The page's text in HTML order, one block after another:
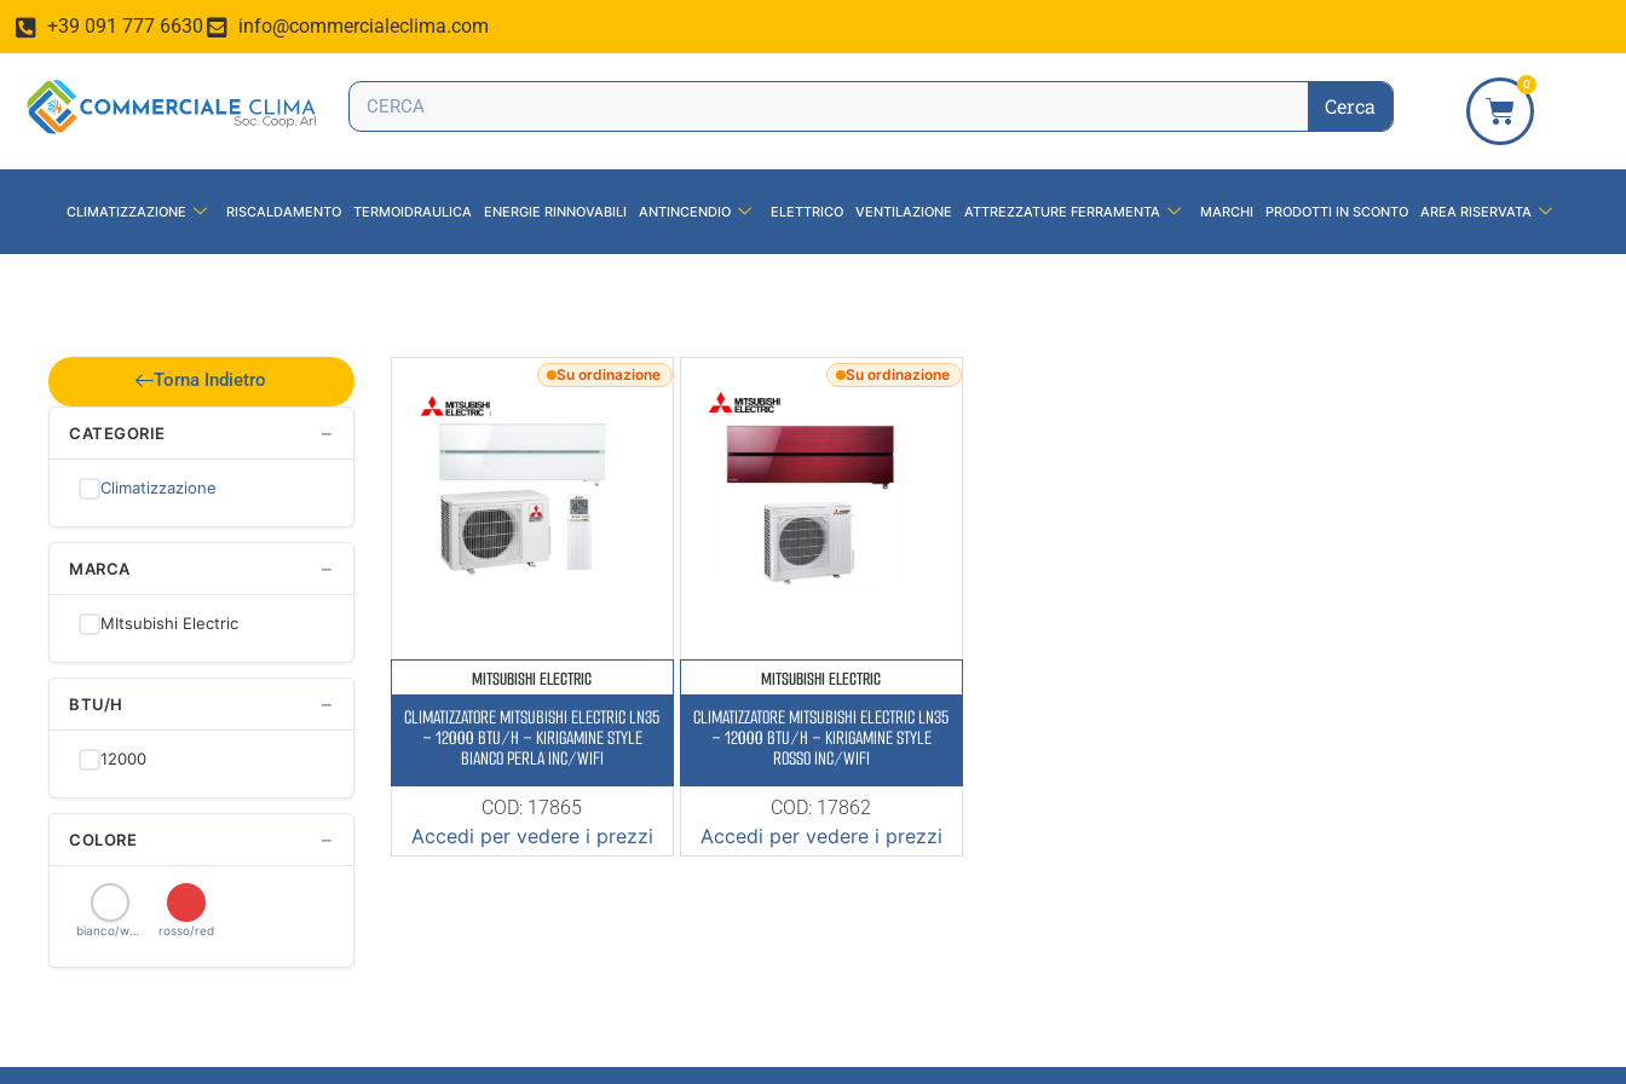
+39 091 777 6630 info@commercialeclima.com
Cerca
0
CLIMATIZZAZIONE RISCALDAMENTO TERMOIDRAULICA ENERGIE RINNOVABILI ANTINCENDIO ELETTRICO VENTILAZIONE ATTREZZATURE FERRAMENTA MARCHI PRODOTTI IN SCONTO AREA RISERVATA
Torna Indietro
CATEGORIE −
Climatizzazione
MARCA −
MItsubishi Electric
BTU/H −
12000
COLORE −
rosso/red
Su ordinazione
MITSUBISHI ELECTRIC
CLIMATIZZATORE MITSUBISHI ELECTRIC LN35
– 12000 BTU/H – KIRIGAMINE STYLE
BIANCO PERLA INC/WIFI
COD: 17865
Accedi per vedere i prezzi
Su ordinazione
MITSUBISHI ELECTRIC
CLIMATIZZATORE MITSUBISHI ELECTRIC LN35
– 12000 BTU/H – KIRIGAMINE STYLE
ROSSO INC/WIFI
COD: 17862
Accedi per vedere i prezzi